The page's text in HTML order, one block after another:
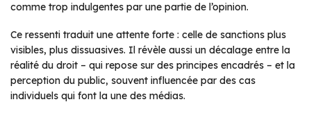
comme trop indulgentes par une partie de l’opinion.
Ce ressenti traduit une attente forte : celle de sanctions plus
visibles, plus dissuasives. Il révèle aussi un décalage entre la
réalité du droit – qui repose sur des principes encadrés – et la
perception du public, souvent influencée par des cas
individuels qui font la une des médias.